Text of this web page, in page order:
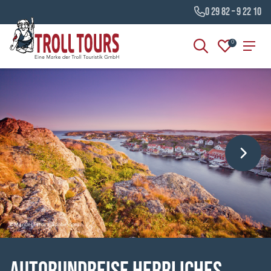
0 29 82 – 9 22 10
0
©Manuel - stock.adobe.com